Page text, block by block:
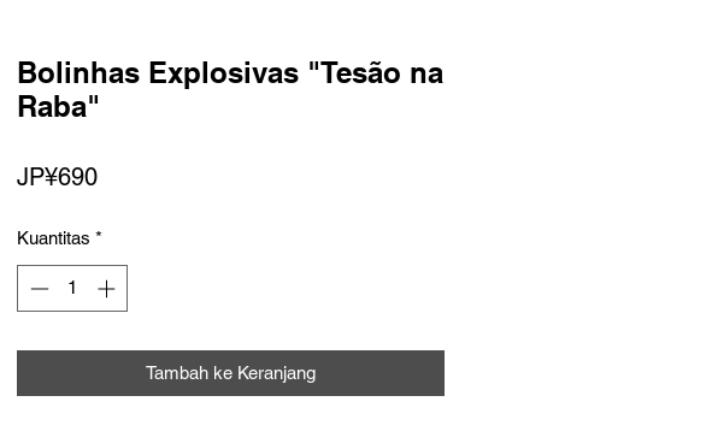
Bolinhas Explosivas "Tesão na
Raba"
JP¥690Harga
Kuantitas *
Tambah ke Keranjang